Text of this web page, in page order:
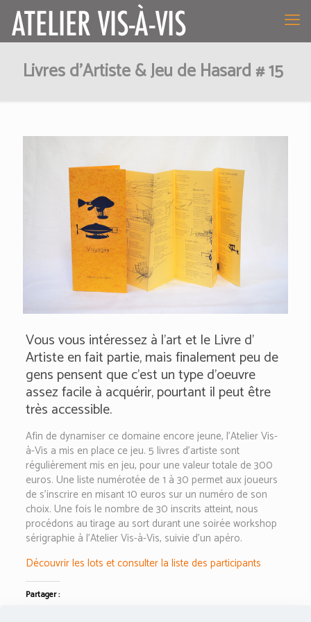
Livres d’Artiste & Jeu de Hasard # 15
Vous vous intéressez à l’art et le Livre d’
Artiste en fait partie, mais finalement peu de
gens pensent que c’est un type d’oeuvre
assez facile à acquérir, pourtant il peut être
très accessible.
Afin de dynamiser ce domaine encore jeune, l’Atelier Vis-
à-Vis a mis en place ce jeu. 5 livres d’artiste sont
régulièrement mis en jeu, pour une valeur totale de 300
euros. Une liste numérotée de 1 à 30 permet aux joueurs
de s’inscrire en misant 10 euros sur un numéro de son
choix. Une fois le nombre de 30 inscrits atteint, nous
procédons au tirage au sort durant une soirée workshop
sérigraphie à l’Atelier Vis-à-Vis, suivie d’un apéro.
Découvrir les lots et consulter la liste des participants
Partager :